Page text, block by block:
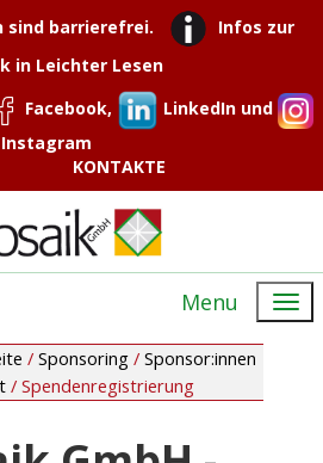
sind barrierefrei.
Infos zur
in Leichter Lesen
Facebook,
LinkedIn und
Instagram
KONTAKTE
Menu
/ Sponsoring / Sponsor:innen
/ Spendenregistrierung